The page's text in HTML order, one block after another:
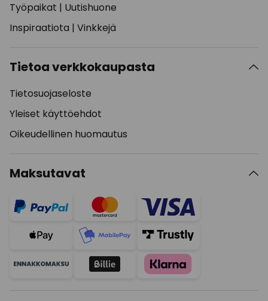
Työpaikat | Uutishuone
Inspiraatiota | Vinkkejä
Tietoa verkkokaupasta
Tietosuojaseloste
Yleiset käyttöehdot
Oikeudellinen huomautus
Maksutavat